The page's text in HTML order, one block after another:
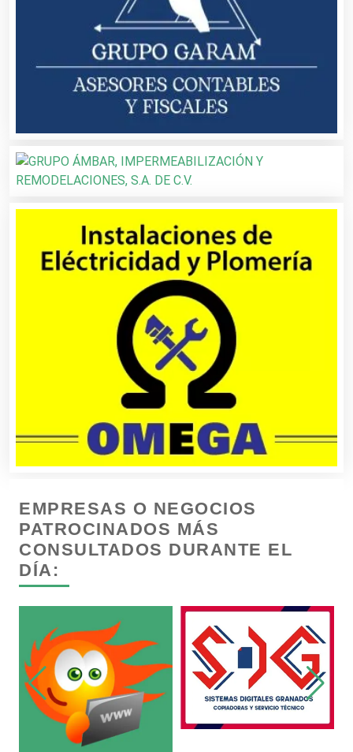
Automatización
Automóviles Nuevos y Usados
Balnearios
Banquetes
Bares y Cantinas
Basculas
Bebidas
Belleza
Bordados y Estampados
Boutiques
Buceo
EMPRESAS O NEGOCIOS
PATROCINADOS MÁS
CONSULTADOS DURANTE EL
DÍA: